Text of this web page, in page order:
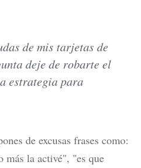
de mis tarjetas de
deje de robarte el
estrategia para
de excusas frases como:
más la activé", "es que